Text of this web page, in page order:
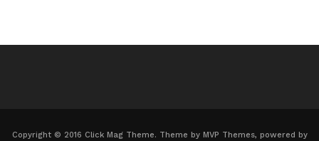
Copyright © 2016 Click Mag Theme. Theme by MVP Themes, powered by